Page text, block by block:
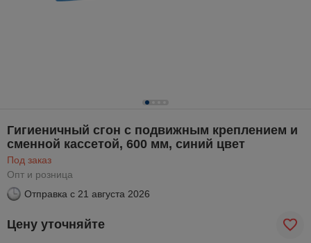
Гигиеничный сгон с подвижным креплением и
сменной кассетой, 600 мм, синий цвет
Под заказ
Опт и розница
Отправка с 21 августа 2026
Цену уточняйте